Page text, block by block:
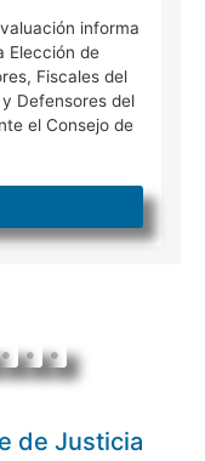
informa
Elección de
Fiscales del
Defensores del
el Consejo de
de Justicia